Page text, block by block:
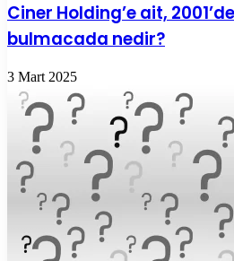
Ciner Holding’e ait,
bulmacada nedir?
3 Mart 2025